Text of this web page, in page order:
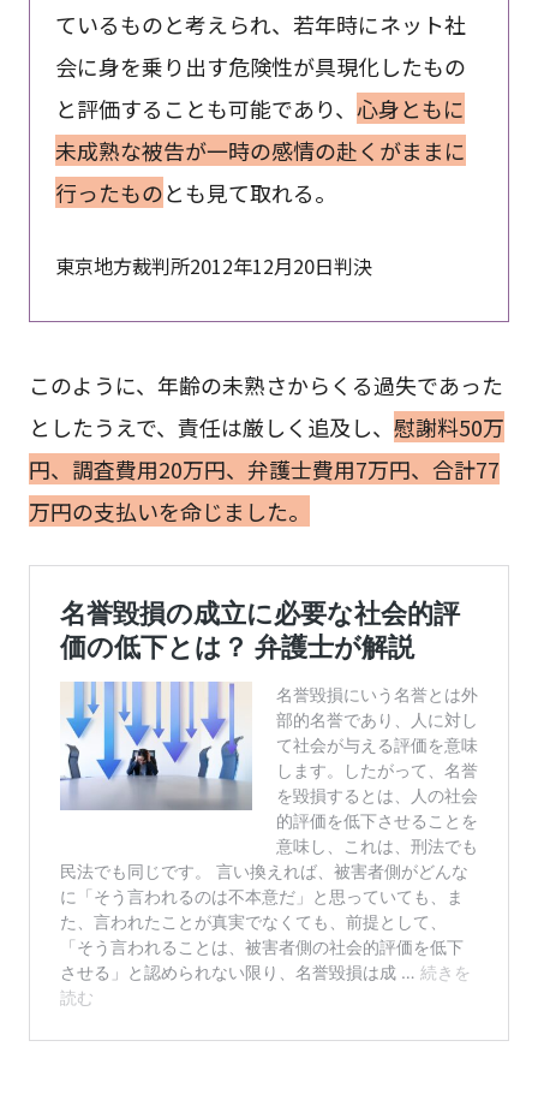
ているものと考えられ、若年時にネット社
会に身を乗り出す危険性が具現化したもの
と評価することも可能であり、 心身ともに
未成熟な被告が一時の感情の赴くがままに
行ったものとも見て取れる。
東京地方裁判所2012年12月20日判決
このように、年齢の未熟さからくる過失であった
としたうえで、責任は厳しく追及し、 慰謝料50万
円、調査費用20万円、弁護士費用7万円、合計77
万円の支払いを命じました。